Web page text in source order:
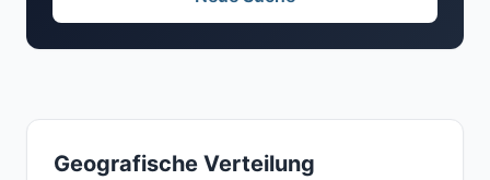
Geografische Verteilung